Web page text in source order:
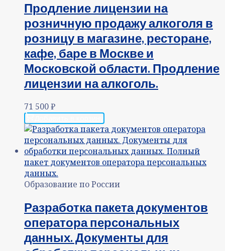
Продление лицензии на
розничную продажу алкоголя в
розницу в магазине, ресторане,
кафе, баре в Москве и
Московской области. Продление
лицензии на алкоголь.
71 500₽
Образование по России
Разработка пакета документов
оператора персональных
данных. Документы для